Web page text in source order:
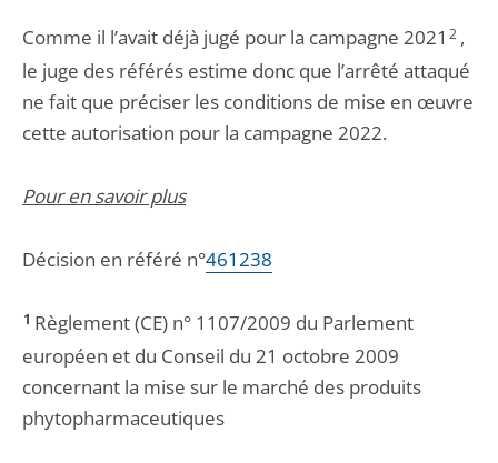
Comme il l’avait déjà jugé pour la campagne 2021 2,
le juge des référés estime donc que l’arrêté attaqué
ne fait que préciser les conditions de mise en œuvre
cette autorisation pour la campagne 2022.
Pour en savoir plus
Décision en référé n°461238
1 Règlement (CE) n° 1107/2009 du Parlement
européen et du Conseil du 21 octobre 2009
concernant la mise sur le marché des produits
phytopharmaceutiques